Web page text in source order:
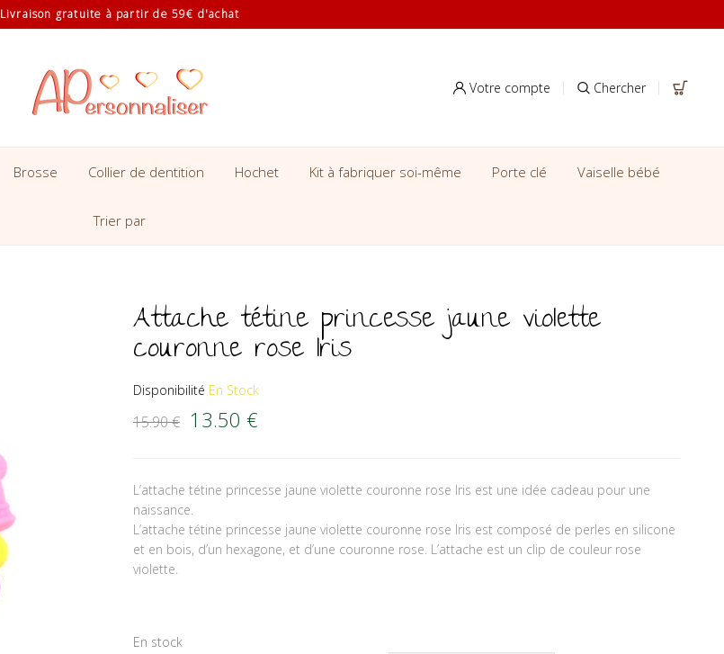
Livraison gratuite à partir de 59€ d'achat
Votre compte Chercher
Brosse Collier de dentition Hochet Kit à fabriquer soi-même Porte clé Vaiselle bébé
Trier par
Attache tétine princesse jaune violette
couronne rose Iris
Disponibilité En Stock
15.90€ Le prix initial était : 15.90 €.
13.50 €Le prix actuel est : 13.50 €.
L’attache tétine princesse jaune violette couronne rose Iris est une idée cadeau pour une
naissance.
L’attache tétine princesse jaune violette couronne rose Iris est composé de perles en silicone
et en bois, d’un hexagone, et d’une couronne rose. L’attache est un clip de couleur rose
violette.
En stock